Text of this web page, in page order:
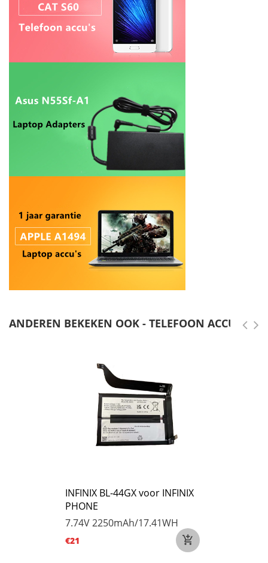
ANDEREN BEKEKEN OOK - TELEFOON ACCU'S
INFINIX BL-44GX voor INFINIX
PHONE
7.74V2250mAh/17.41WH
€21